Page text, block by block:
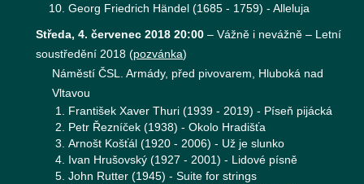
Georg Friedrich Händel (1685 - 1759) - Alleluja
Středa, 4. červenec 2018 20:00 – Vážně i nevážně – Letní
soustředění 2018 (pozvánka)
Náměstí ČSL. Armády, před pivovarem, Hluboká nad
Vltavou
František Xaver Thuri (1939 - 2019) - Píseň pijácká
Petr Řezníček (1938) - Okolo Hradišťa
Arnošt Košťál (1920 - 2006) - Už je slunko
Ivan Hrušovský (1927 - 2001) - Lidové písně
John Rutter (1945) - Suite for strings